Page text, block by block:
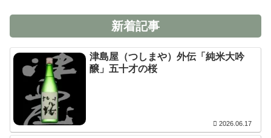
新着記事
津島屋（つしまや）外伝「純米大吟
醸」五十才の桜
2026.06.17